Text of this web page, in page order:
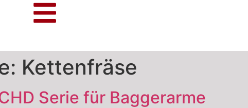
Kettenfräse
Serie für Baggerarme